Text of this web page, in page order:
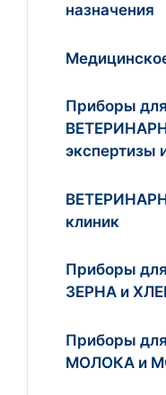
назначения
Приборы
клиник
Приборы
ЗЕРНА и
Приборы
МОЛОКА и